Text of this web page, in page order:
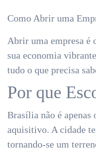
Como Abrir uma
Abrir uma empresa é
sua economia
tudo o que precisa
Por que
Brasília não é
aquisitivo. A cidade
tornando-se um